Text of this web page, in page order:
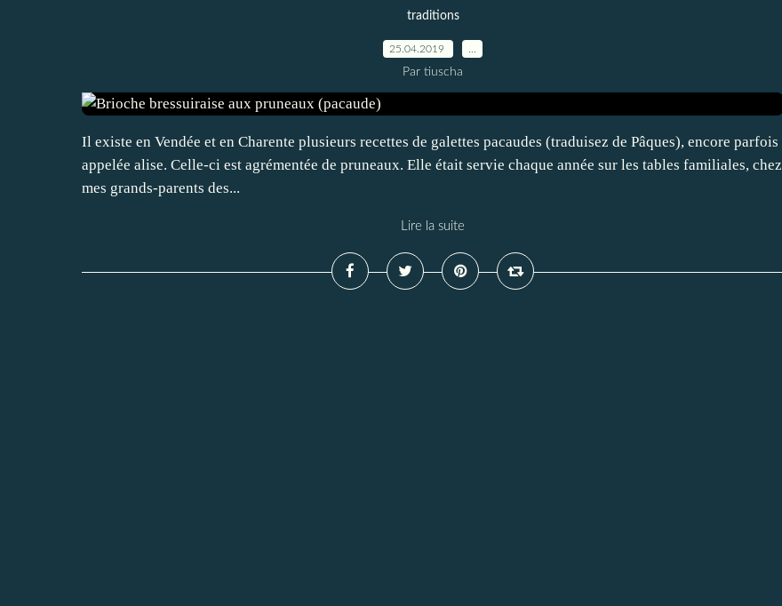
traditions
25.04.2019
Par tiuscha
Il existe en Vendée et en Charente plusieurs recettes de galettes pacaudes (traduisez de Pâques), encore parfois
appelée alise. Celle-ci est agrémentée de pruneaux. Elle était servie chaque année sur les tables familiales, chez
mes grands-parents des...
Lire la suite